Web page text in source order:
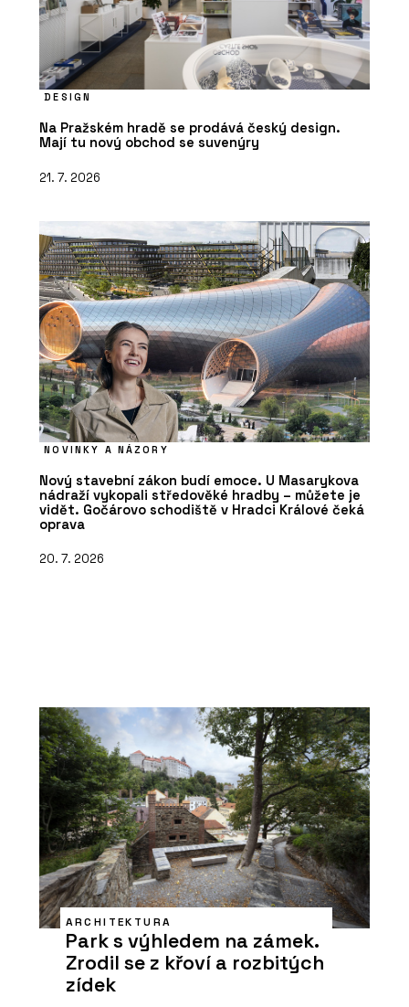
DESIGN
Na Pražském hradě se prodává český design.
Mají tu nový obchod se suvenýry
21. 7. 2026
NOVINKY A NÁZORY
Nový stavební zákon budí emoce. U Masarykova
nádraží vykopali středověké hradby – můžete je
vidět. Gočárovo schodiště v Hradci Králové čeká
oprava
20. 7. 2026
ARCHITEKTURA
Park s výhledem na zámek.
Zrodil se z křoví a rozbitých
zídek